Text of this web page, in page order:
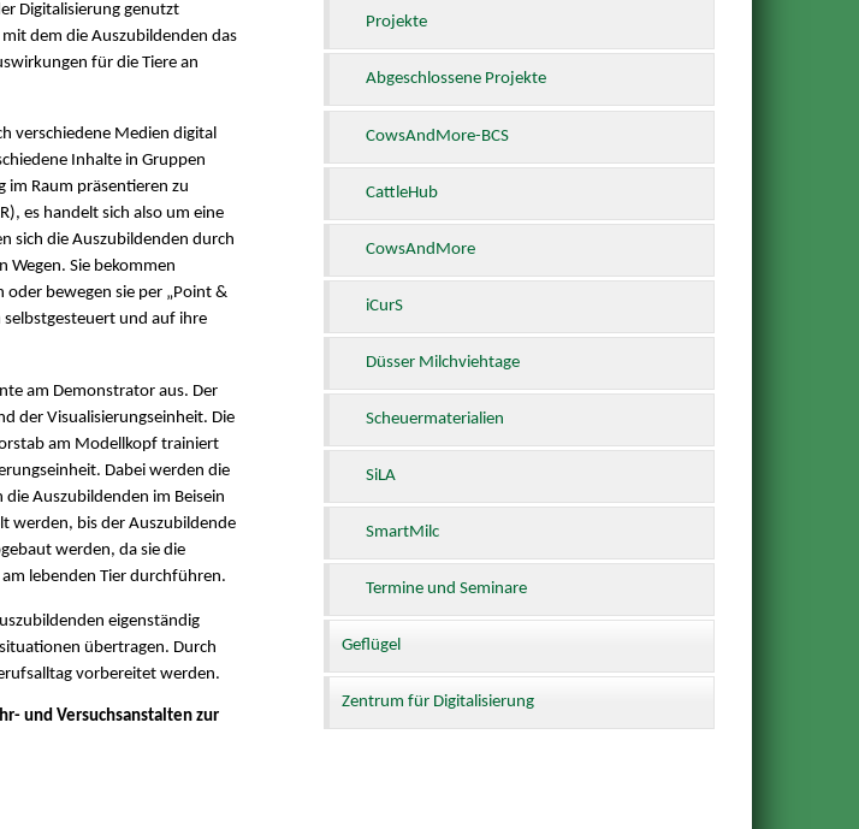
Digitalisierung genutzt
dem die Auszubildenden das
für die Tiere an
verschiedene Medien digital
Inhalte in Gruppen
im Raum präsentieren zu
es handelt sich also um eine
sich die Auszubildenden durch
Wegen. Sie bekommen
bewegen sie per „Point &
selbstgesteuert und auf ihre
am Demonstrator aus. Der
der Visualisierungseinheit. Die
am Modellkopf trainiert
Dabei werden die
Auszubildenden im Beisein
werden, bis der Auszubildende
werden, da sie die
lebenden Tier durchführen.
eigenständig
übertragen. Durch
vorbereitet werden.
und Versuchsanstalten zur
Projekte
Abgeschlossene Projekte
CowsAndMore-BCS
CattleHub
CowsAndMore
iCurS
Düsser Milchviehtage
Scheuermaterialien
SiLA
SmartMilc
Termine und Seminare
Geflügel
Zentrum für Digitalisierung